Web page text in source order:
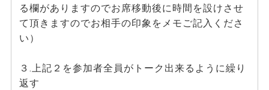
る欄がありますのでお席移動後に時間を設けさせ
て頂きますのでお相手の印象をメモご記入くださ
い）
３.上記２を参加者全員がトーク出来るように繰り
返す